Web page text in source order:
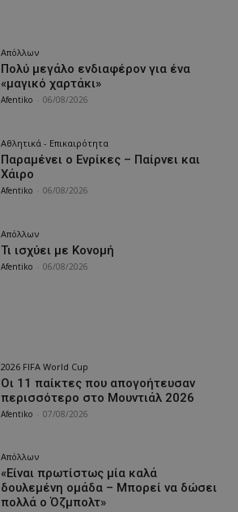
Απόλλων
Πολύ μεγάλο ενδιαφέρον για ένα
«μαγικό χαρτάκι»
Afentiko 06/08/2026
Αθλητικά - Επικαιρότητα
Παραμένει ο Ενρίκες – Παίρνει και
Χάιρο
Afentiko 06/08/2026
Απόλλων
Τι ισχύει με Κονομή
Afentiko 06/08/2026
2026 FIFA World Cup
Οι 11 παίκτες που απογοήτευσαν
περισσότερο στο Μουντιάλ 2026
Afentiko 07/08/2026
Απόλλων
«Είναι πρωτίστως μία καλά
δουλεμένη ομάδα – Μπορεί να δώσει
πολλά ο Όζμπολτ»